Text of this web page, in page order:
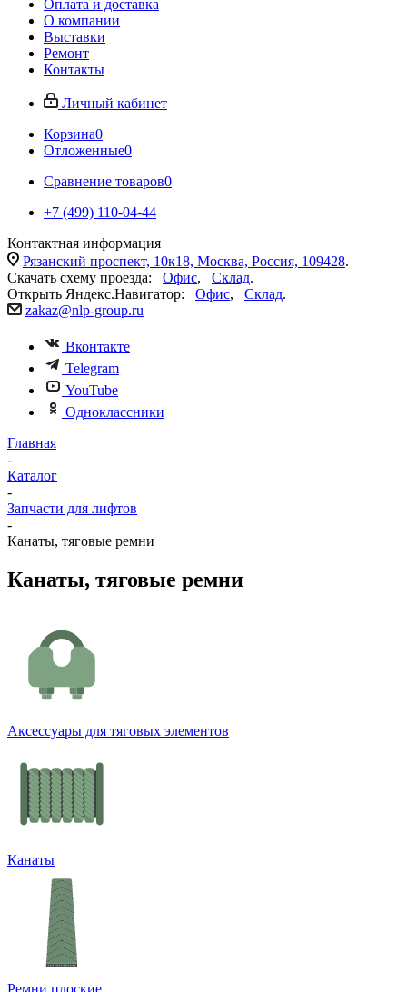
Оплата и доставка
О компании
Выставки
Ремонт
Контакты
Личный кабинет
Корзина0
Отложенные0
Сравнение товаров0
+7 (499) 110-04-44
Контактная информация
Рязанский проспект, 10к18, Москва, Россия, 109428.
Скачать схему проезда: Офис, Склад.
Открыть Яндекс.Навигатор: Офис, Склад.
zakaz@nlp-group.ru
Вконтакте
Telegram
YouTube
Одноклассники
Главная
-
Каталог
-
Запчасти для лифтов
-
Канаты, тяговые ремни
Канаты, тяговые ремни
Аксессуары для тяговых элементов
Канаты
Ремни плоские